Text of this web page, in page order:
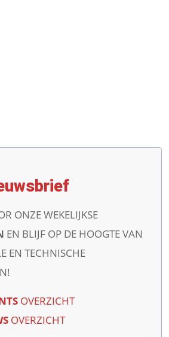
ONZE WEKELIJKSE
EN BLIJF OP DE HOOGTE VAN
EN TECHNISCHE
OVERZICHT
OVERZICHT